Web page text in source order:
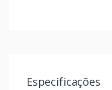
Especificações